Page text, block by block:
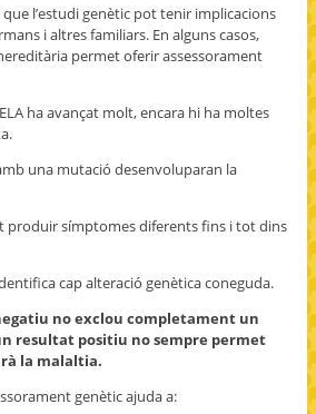
l’estudi genètic pot tenir implicacions
i altres familiars. En alguns casos,
permet oferir assessorament
ha avançat molt, encara hi ha moltes
una mutació desenvoluparan la
produir símptomes diferents fins i tot dins
cap alteració genètica coneguda.
no exclou completament un
resultat positiu no sempre permet
la malaltia.
genètic ajuda a: